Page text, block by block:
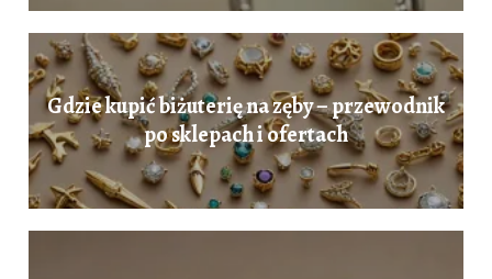
Gdzie kupić biżuterię na zęby – przewodnik
po sklepach i ofertach